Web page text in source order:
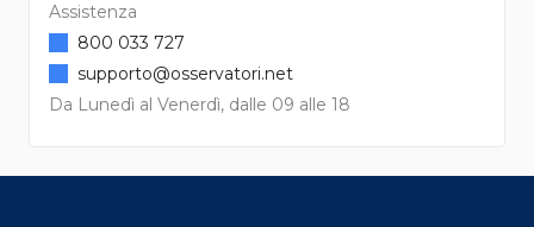
Assistenza
Da Lunedì al Venerdì, dalle 09 alle 18
800 033 727
supporto@osservatori.net